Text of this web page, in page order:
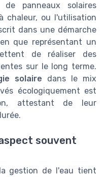
panneaux solaires
chaleur, ou l'utilisation
dans une démarche
que représentant un
de réaliser des
sur le long terme.
solaire dans le mix
écologiquement est
attestant de leur
souvent
gestion de l'eau tient